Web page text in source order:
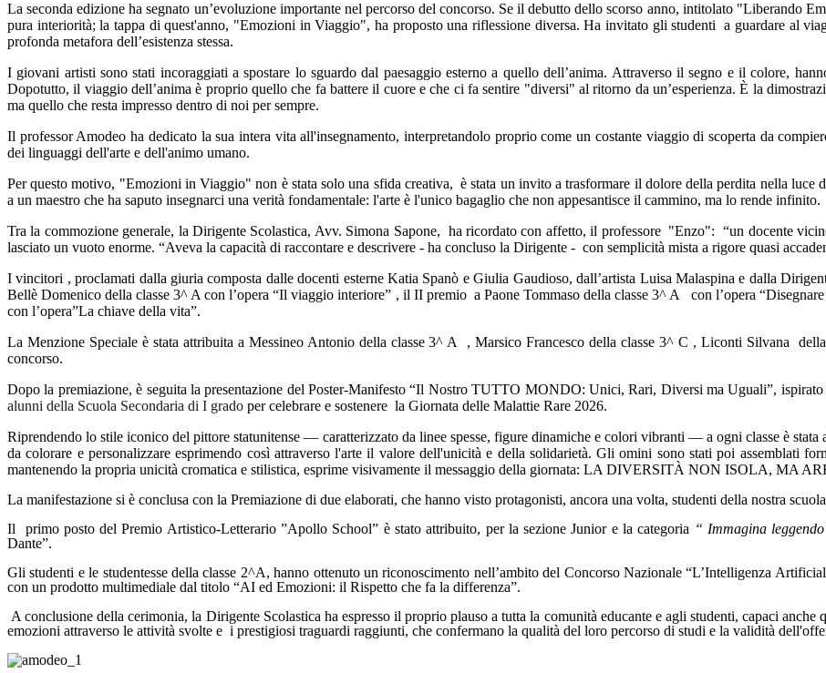
La seconda edizione ha segnato un’evoluzione importante nel percorso del concorso. Se il debutto dello scorso anno, intitolato "Liberando
pura interiorità; la tappa di quest'anno, "Emozioni in Viaggio", ha proposto una riflessione diversa. Ha invitato gli studenti
a guardare al
profonda metafora dell’esistenza stessa.
I giovani artisti sono stati incoraggiati a spostare lo sguardo dal paesaggio esterno a quello dell’anima. Attraverso il segno e il colore,
Dopotutto, il viaggio dell’anima è proprio quello che fa battere il cuore e che ci fa sentire "diversi" al ritorno da un’esperienza. È la
ma quello che resta impresso dentro di noi per sempre.
Il professor Amodeo ha dedicato la sua intera vita all'insegnamento, interpretandolo proprio come un costante viaggio di scoperta da
dei linguaggi dell'arte e dell'animo umano.
Per questo motivo, "Emozioni in Viaggio" non è stata solo una sfida creativa, è stata un invito a trasformare il dolore della perdita nella
a un maestro che ha saputo insegnarci una verità fondamentale: l'arte è l'unico bagaglio che non appesantisce il cammino, ma lo rende infinito.
Tra la commozione generale, la Dirigente Scolastica, Avv. Simona Sapone, ha ricordato con affetto, il professore "Enzo":
“un docente
lasciato un vuoto enorme. “Aveva la capacità di raccontare e descrivere - ha concluso la Dirigente - con semplicità mista a rigore quasi
I vincitori , proclamati dalla giuria composta dalle docenti esterne Katia Spanò e Giulia Gaudioso, dall’artista Luisa Malaspina e dalla
Bellè Domenico della classe 3^ A con l’opera “Il viaggio interiore” , il II premio a Paone Tommaso della classe 3^ A
con l’opera
con l’opera”La chiave della vita”.
La Menzione Speciale è stata attribuita a Messineo Antonio della classe 3^ A
, Marsico Francesco della classe 3^ C , Liconti Silvana
concorso.
Dopo la premiazione, è seguita la presentazione del Poster-Manifesto “Il Nostro TUTTO MONDO: Unici, Rari, Diversi ma Uguali”, ispirato
alunni della Scuola Secondaria di I grado per celebrare e sostenere la Giornata delle Malattie Rare 2026.
Riprendendo lo stile iconico del pittore statunitense — caratterizzato da linee spesse, figure dinamiche e colori vibranti — a ogni classe è
da colorare e personalizzare esprimendo così attraverso l'arte il valore dell'unicità e della solidarietà. Gli omini sono stati poi assemblati
mantenendo la propria unicità cromatica e stilistica, esprime visivamente il messaggio della giornata: LA DIVERSITÀ NON ISOLA, MA
La manifestazione si è conclusa con la Premiazione di due elaborati, che hanno visto protagonisti, ancora una volta, studenti della nostra
Il
primo posto del Premio Artistico-Letterario ”Apollo School” è stato attribuito, per la sezione Junior e la categoria “ Immagina
Dante”.
Gli studenti e le studentesse della classe 2^A, hanno ottenuto un riconoscimento nell’ambito del Concorso Nazionale “L’Intelligenza
con un prodotto multimediale dal titolo “AI ed Emozioni: il Rispetto che fa la differenza”.
A conclusione della cerimonia,la Dirigente Scolastica ha espresso il proprio plauso a tutta la comunità educante e agli studenti, capaci
emozioni attraverso le attività svolte e i prestigiosi traguardi raggiunti, che confermano la qualità del loro percorso di studi e la validità